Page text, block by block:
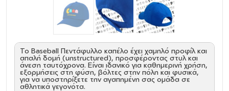
Το Baseball Πεντάφυλλο καπέλο έχει χαμηλό προφίλ και
απαλή δομή (unstructured), προσφέροντας στυλ και
άνεση ταυτόχρονα. Είναι ιδανικό για καθημερινή χρήση,
εξορμήσεις στη φύση, βόλτες στην πόλη και φυσικά,
για να υποστηρίξετε την αγαπημένη σας ομάδα σε
αθλητικά γεγονότα.